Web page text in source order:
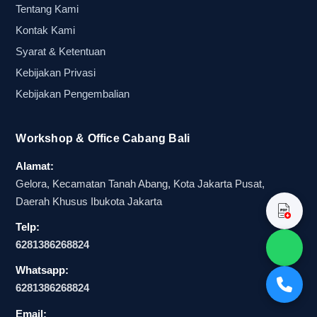
membangun semangat. Bahkan dalam arak-
arakan dukungan tim, efek serempak jauh lebih
penting daripada sekadar atribut yang terlihat
ramai secara individu.
Balon semangat event olahraga seperti balon
dipakai pada berbagai format acara. Saat ditiup,
mengapa balon tepuk untuk event bola semakin
amatir, EO olahraga kampus, dan panitia lokal
awal.
Tentang Kami
Kontak Kami
Syarat & Ketentuan
Kebijakan Privasi
Kebijakan Pengembalian
Workshop & Office Cabang Bali
Alamat:
Gelora, Kecamatan Tanah Abang, Kota Jakarta Pusat,
Daerah Khusus Ibukota Jakarta
Telp:
6281386268824
Whatsapp:
6281386268824
Email: